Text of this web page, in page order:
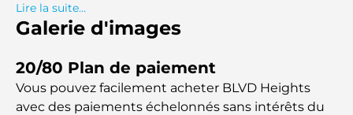
son atmosphère vibrante et ses initiatives culturelles, avec
une variété d'événements réunissant la communauté.
Lire la suite...
Galerie d'images
20/80 Plan de paiement
Vous pouvez facilement acheter BLVD Heights
avec des paiements échelonnés sans intérêts du